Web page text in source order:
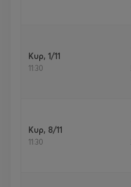
Κυρ, 1/11
11:30
Κυρ, 8/11
11:30